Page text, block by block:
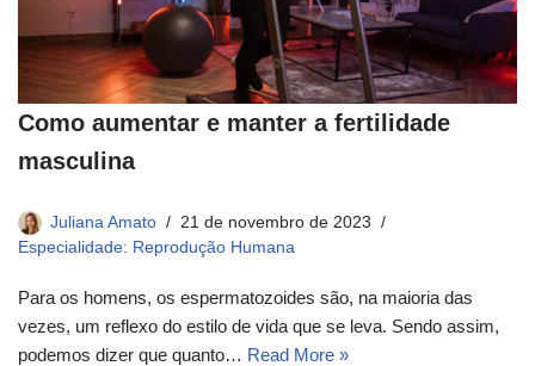
Como aumentar e manter a fertilidade
masculina
Juliana Amato
21 de novembro de 2023
Especialidade: Reprodução Humana
Para os homens, os espermatozoides são, na maioria das
vezes, um reflexo do estilo de vida que se leva. Sendo assim,
podemos dizer que quanto… Read More »